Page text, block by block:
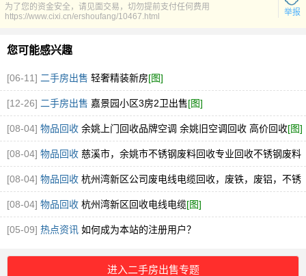
为了您的资金安全，请见面交易，切勿提前支付任何费用
举报
https://www.cixi.cn/ershoufang/10467.html
您可能感兴趣
[06-11] 二手房出售 轻奢精装新房[图]
[12-26] 二手房出售 嘉景园小区3房2卫出售[图]
[08-04] 物品回收 余姚上门回收品牌空调 余姚旧空调回收 高价回收[图]
[08-04] 物品回收 慈溪市，余姚市不锈钢废料回收专业回收不锈钢废料
304.316厂家直接收购[图]
[08-04] 物品回收 杭州湾新区公司废电线电缆回收，废铁，废铝，不锈
钢回收[图]
[08-04] 物品回收 杭州湾新区回收电线电缆[图]
[05-09] 热点资讯 如何成为本站的注册用户？
进入二手房出售专题